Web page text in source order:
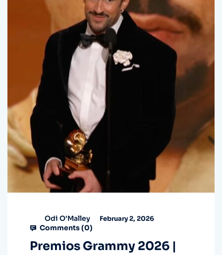
Odi O'Malley February 2, 2026
Comments (0)
Premios Grammy 2026 |